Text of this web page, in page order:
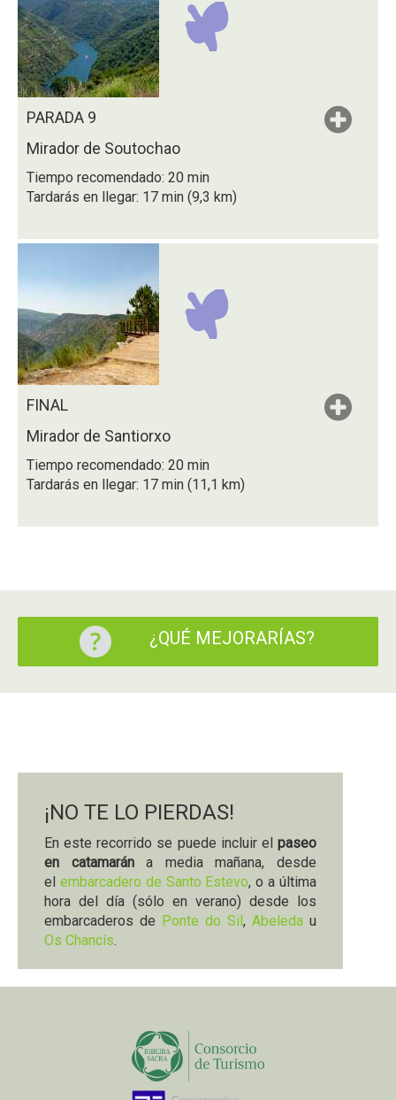
PARADA 9
Mirador de Soutochao
Tiempo recomendado: 20 min
Tardarás en llegar: 17 min (9,3 km)
FINAL
Mirador de Santiorxo
Tiempo recomendado: 20 min
Tardarás en llegar: 17 min (11,1 km)
¿QUÉ MEJORARÍAS?
¡NO TE LO PIERDAS!
En este recorrido se puede incluir el paseo
en catamarána media mañana, desde
el embarcadero de Santo Estevo, o a última
hora del día (sólo en verano) desde los
embarcaderos de Ponte do Sil, Abeleda u
Os Chancís.